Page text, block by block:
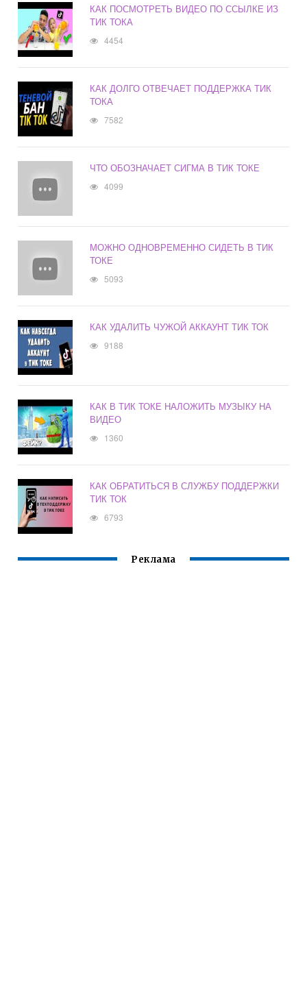
КАК ПОСМОТРЕТЬ ВИДЕО ПО ССЫЛКЕ ИЗ
ТИК ТОКА
4454
КАК ДОЛГО ОТВЕЧАЕТ ПОДДЕРЖКА ТИК
ТОКА
7582
ЧТО ОБОЗНАЧАЕТ СИГМА В ТИК ТОКЕ
4099
МОЖНО ОДНОВРЕМЕННО СИДЕТЬ В ТИК
ТОКЕ
5093
КАК УДАЛИТЬ ЧУЖОЙ АККАУНТ ТИК ТОК
9188
КАК В ТИК ТОКЕ НАЛОЖИТЬ МУЗЫКУ НА
ВИДЕО
1360
КАК ОБРАТИТЬСЯ В СЛУЖБУ ПОДДЕРЖКИ
ТИК ТОК
6793
Реклама